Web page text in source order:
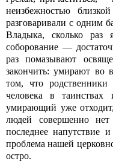
неизбежностью
разговаривали с одним
Владыка, сколько
соборование —
раз помазывают
закончить: умирают во
том, что родственники
человека в таинствах
умирающий уже
людей совершенно
последнее напутствие
проблема нашей
остро.